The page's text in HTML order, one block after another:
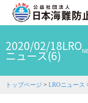
2020/02/18LRO
ニュース(6)
トップページ >LROニュース